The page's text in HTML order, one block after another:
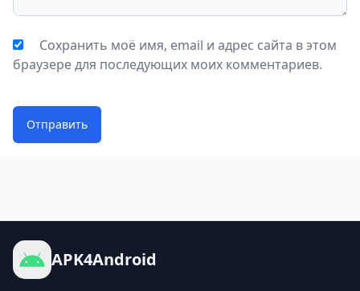
Сохранить моё имя, email и адрес сайта в этом
браузере для последующих моих комментариев.
Отправить
APK4Android